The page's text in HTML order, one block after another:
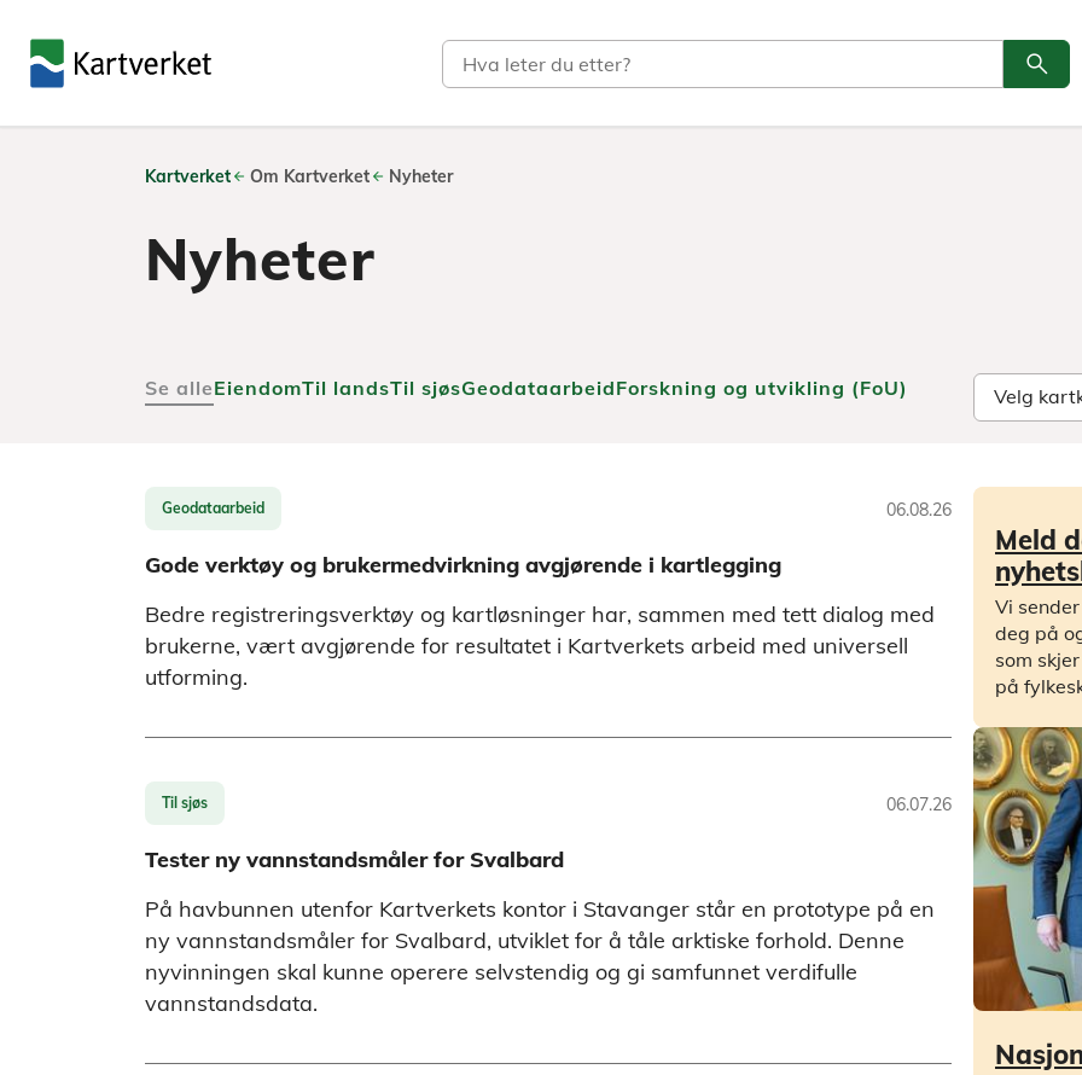
Søk
Søk
search
Kartverket Om Kartverket Nyheter
Nyheter
Se alleEiendomTil landsTil sjøsGeodataarbeidForskning og utvikling (FoU)
Geodataarbeid 06.08.26
Gode verktøy og brukermedvirkning avgjørende i kartlegging
Bedre registreringsverktøy og kartløsninger har, sammen med tett dialog med
brukerne, vært avgjørende for resultatet i Kartverkets arbeid med universell
utforming.
Til sjøs 06.07.26
Tester ny vannstandsmåler for Svalbard
På havbunnen utenfor Kartverkets kontor i Stavanger står en prototype på en
ny vannstandsmåler for Svalbard, utviklet for å tåle arktiske forhold. Denne
nyvinningen skal kunne operere selvstendig og gi samfunnet verdifulle
vannstandsdata.
Meld
Vi
deg på
som
på